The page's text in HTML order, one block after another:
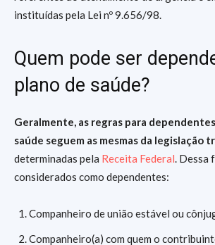
instituídas pela Lei nº 9.656/98.
Quem pode ser
plano de saúde?
Geralmente, as regras para
saúde seguem as mesmas da legislação
determinadas pela Receita Federal . Dessa
considerados como dependentes:
Companheiro de união estável ou
Companheiro(a) com quem o